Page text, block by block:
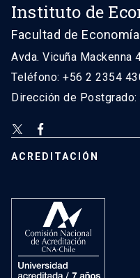
Instituto de
Facultad de
Avda. Vicuña Mackenna
Teléfono: +56 2 2354
Dirección de
ACREDITACIÓN